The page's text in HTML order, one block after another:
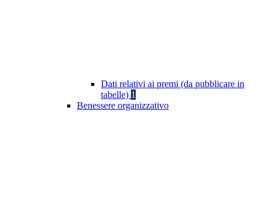
Dati relativi ai premi (da pubblicare in
tabelle) 1
Benessere organizzativo